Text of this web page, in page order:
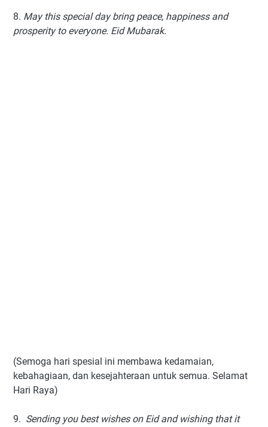
8. May this special day bring peace, happiness and
prosperity to everyone. Eid Mubarak.
(Semoga hari spesial ini membawa kedamaian,
kebahagiaan, dan kesejahteraan untuk semua. Selamat
Hari Raya)
9. Sending you best wishes on Eid and wishing that it